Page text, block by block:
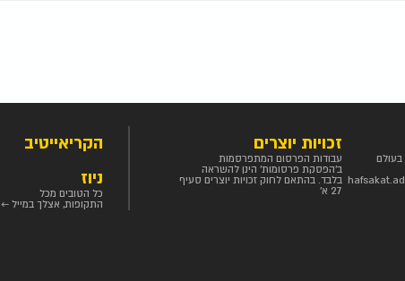
בעולם
זכויות יוצרים
עבודות הפרסום המתפרסמות
ב'הפסקת פרסומות' הינן להשראה
בלבד. בהתאם לחוק זכויות יוצרים סעיף
27 א'
הקריאייטיב
ניוז
כל הטובים מכל
התקופות, אצלך במייל ←